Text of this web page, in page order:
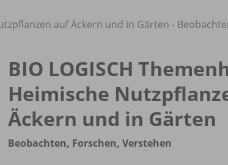
auf Äckern und in Gärten -
BIO LOGISCH
Heimische
Äckern und in Gärten
Beobachten, Forschen, Verstehen